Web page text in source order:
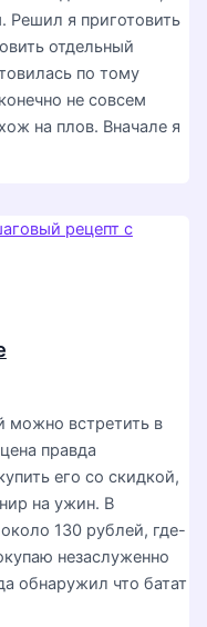
Решил я приготовить
отдельный
по тому
не совсем
на плов. Вначале я
можно встретить в
правда
его со скидкой,
на ужин. В
130 рублей, где-
незаслуженно
обнаружил что батат